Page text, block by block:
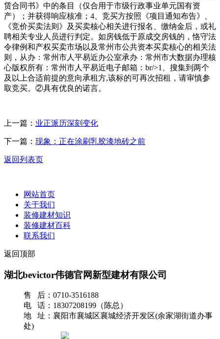
赁合同书》中的条目（仅合用于市级行政事业单元国有资
产）；并获得响应核准；4、竞买方按照《项目通知布告》、
《竞价买卖法则》及买卖核心相关进行报名、缴纳金后，或礼
聘相关专业人员进行判定。如房钱低于原成交房钱的，恪守法
令律例和产权买卖市场以及常州市公共资本买卖核心的相关法
则，从办：常州市人平易近办公室承办：常州市大数据办理核
心版权所有：常州市人平易近电子邮箱：br/>1、搜集到两个
及以上合适前提的意向承租方,该标的可再次招租，请审慎参
取竞买。②具有优良的诺言。
上一篇： 业正派历深刻变化
下一篇： 现象：正在涂刷乳胶漆地砖之前
返回列表页
网站首页
关于我们
装修建材知识
装修建材百科
联系我们
返回顶部
湖北bevictor伟德官网新型建材有限公司
售 后：0710-3516188
电 话：18307208199（陈总）
地 址：襄阳市襄城区襄城经济开发区(余家湖街道办事
处)